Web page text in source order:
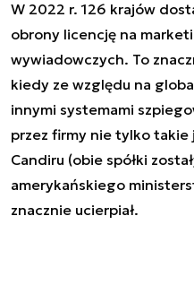
W 2022 r. 126 krajów
obrony licencję na
wywiadowczych. To
kiedy ze względu na
innymi systemami
przez firmy nie tylko takie
Candiru (obie spółki
amerykańskiego
znacznie ucierpiał.